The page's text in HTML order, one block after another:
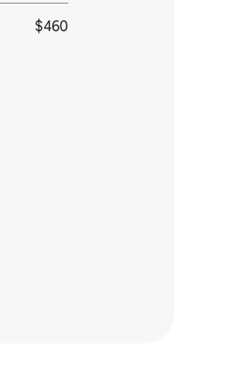
$460